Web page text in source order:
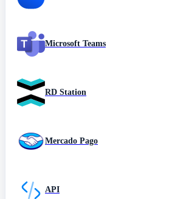
Microsoft Teams
RD Station
Mercado Pago
API